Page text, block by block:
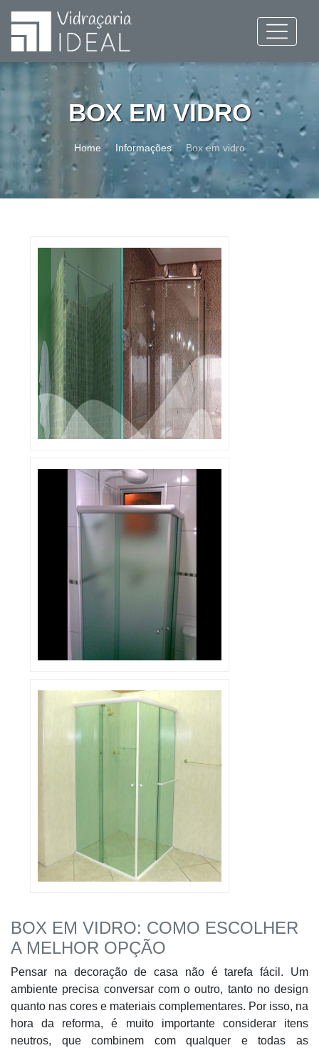
BOX EM VIDRO
Home Informações Box em vidro
BOX EM VIDRO: COMO ESCOLHER
A MELHOR OPÇÃO
Pensar na decoração de casa não é tarefa fácil. Um
ambiente precisa conversar com o outro, tanto no design
quanto nas cores e materiais complementares. Por isso, na
hora da reforma, é muito importante considerar itens
neutros, que combinem com qualquer e todas as